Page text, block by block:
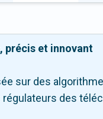
précis et innovant
sur des
des